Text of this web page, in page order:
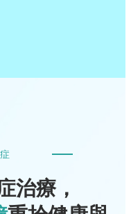
治療，